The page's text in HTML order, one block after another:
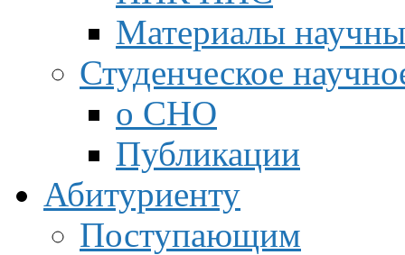
Материалы
Студенческое
о СНО
Публикации
Абитуриенту
Поступающим